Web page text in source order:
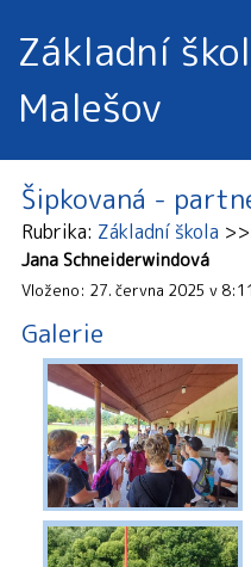
Základní
Malešov
Šipkovaná -
Rubrika Základní škola
Jana Schneiderwindová
Vloženo: 27. června 2025 v 8:11
Galerie